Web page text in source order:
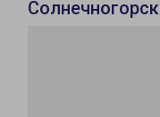
Солнечногорск